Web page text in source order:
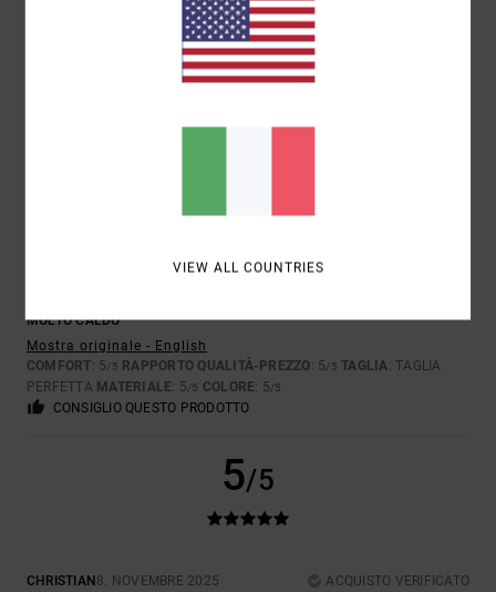
30. GENNAIO 2026
Mostra originale - Deutsch
RAPPORTO QUALITÀ-PREZZO: 4
CONSIGLIO QUESTO PRODOTTO
MOLTO CALDO
Mostra originale - English
COMFORT: 5/5 RAPPORTO QUALITÀ-PREZZO: 5/5 TAGLIA: TAGLIA
PERFETTA MATERIALE: 5/5 COLORE: 5/5
CONSIGLIO QUESTO PRODOTTO
5/5
CHRISTIAN 8. NOVEMBRE 2025
ACQUISTO VERIFICATO
VIEW ALL COUNTRIES